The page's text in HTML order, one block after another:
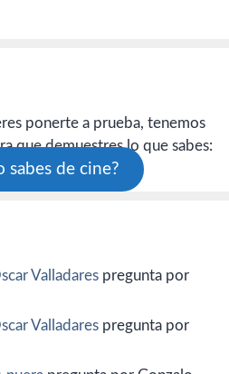
ponerte a prueba, tenemos
que demuestres lo que sabes:
sabes de cine?
Valladares pregunta por
Valladares pregunta por